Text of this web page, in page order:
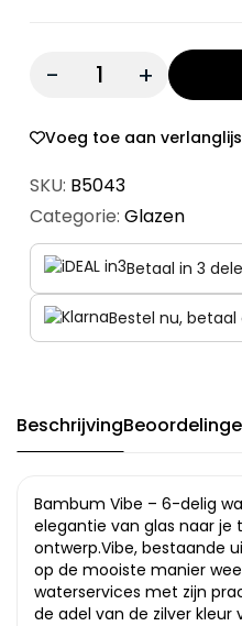
Quantity:
Voeg toe aan
SKU: B5043
Categorie: Glazen
Betaal in 3
Bestel nu, betaal
Beschrijving
Bambum Vibe – 6-delig
elegantie van glas naar je
ontwerp.Vibe, bestaande
op de mooiste manier
waterservices met zijn
de adel van de zilver kleur